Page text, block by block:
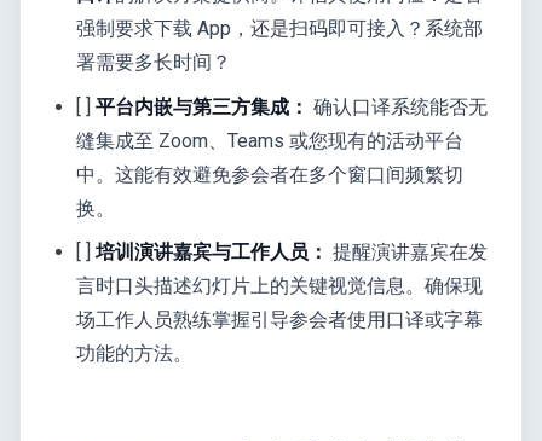
强制要求下载 App，还是扫码即可接入？系统部
署需要多长时间？
[ ]平台内嵌与第三方集成： 确认口译系统能否无
缝集成至 Zoom、Teams 或您现有的活动平台
中。这能有效避免参会者在多个窗口间频繁切
换。
[ ]培训演讲嘉宾与工作人员： 提醒演讲嘉宾在发
言时口头描述幻灯片上的关键视觉信息。确保现
场工作人员熟练掌握引导参会者使用口译或字幕
功能的方法。